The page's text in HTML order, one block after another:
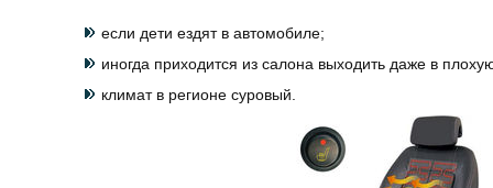
если дети ездят в автомобиле;
иногда приходится из салона выходить даже в
климат в регионе суровый.